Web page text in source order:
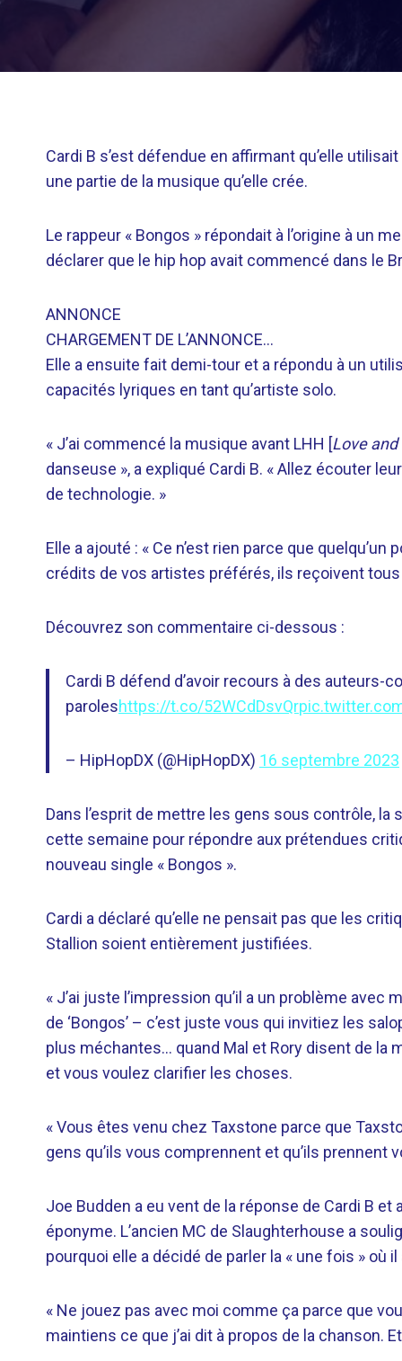
Cardi B s’est défendue en affirmant qu’elle
une partie de la musique qu’elle crée.
Le rappeur « Bongos » répondait à l’origine à un
déclarer que le hip hop avait commencé dans le
ANNONCE
CHARGEMENT DE L’ANNONCE…
Elle a ensuite fait demi-tour et a répondu à un
capacités lyriques en tant qu’artiste solo.
« J’ai commencé la musique avant LHH [Love and
danseuse », a expliqué Cardi B. « Allez écouter
de technologie. »
Elle a ajouté : « Ce n’est rien parce que
crédits de vos artistes préférés, ils reçoivent tous
Découvrez son commentaire ci-dessous :
Cardi B défend d’avoir recours à des auteurs-
paroleshttps://t.co/52WCdDsvQr
– HipHopDX (@HipHopDX) 16 septembre 2023
Dans l’esprit de mettre les gens sous contrôle,
cette semaine pour répondre aux prétendues
nouveau single « Bongos ».
Cardi a déclaré qu’elle ne pensait pas que les
Stallion soient entièrement justifiées.
« J’ai juste l’impression qu’il a un problème avec
de ‘Bongos’ – c’est juste vous qui invitiez les
plus méchantes… quand Mal et Rory disent de la
et vous voulez clarifier les choses.
« Vous êtes venu chez Taxstone parce que
gens qu’ils vous comprennent et qu’ils prennent
Joe Budden a eu vent de la réponse de Cardi B
éponyme. L’ancien MC de Slaughterhouse a
pourquoi elle a décidé de parler la « une fois » où
« Ne jouez pas avec moi comme ça parce que
maintiens ce que j’ai dit à propos de la chanson.